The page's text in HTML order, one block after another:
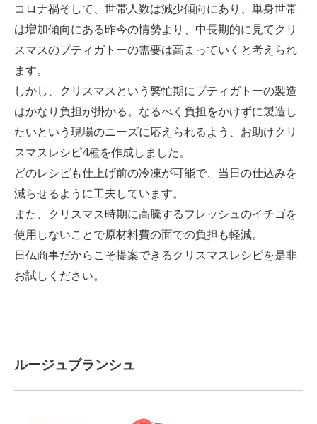
コロナ禍そして、世帯人数は減少傾向にあり、単身世帯
は増加傾向にある昨今の情勢より、中長期的に見てクリ
スマスのプティガトーの需要は高まっていくと考えられ
ます。
しかし、クリスマスという繁忙期にプティガトーの製造
はかなり負担が掛かる。なるべく負担をかけずに製造し
たいという現場のニーズに応えられるよう、お助けクリ
スマスレシピ4種を作成しました。
どのレシピも仕上げ前の冷凍が可能で、当日の仕込みを
減らせるように工夫しています。
また、クリスマス時期に高騰するフレッシュのイチゴを
使用しないことで原材料費の面での負担も軽減。
日仏商事だからこそ提案できるクリスマスレシピを是非
お試しください。
ルージュブランシュ